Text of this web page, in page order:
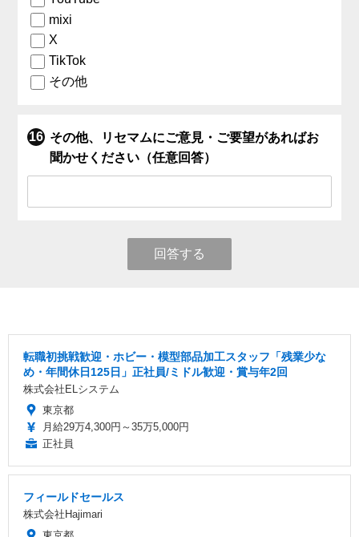
mixi
X
TikTok
その他
その他、リセマムにご意見・ご要望があればお
聞かせください（任意回答）
回答する
転職初挑戦歓迎・ホビー・模型部品加工スタッフ「残業少な
め・年間休日125日」正社員/ミドル歓迎・賞与年2回
株式会社ELシステム
東京都
月給29万4,300円～35万5,000円
正社員
フィールドセールス
株式会社Hajimari